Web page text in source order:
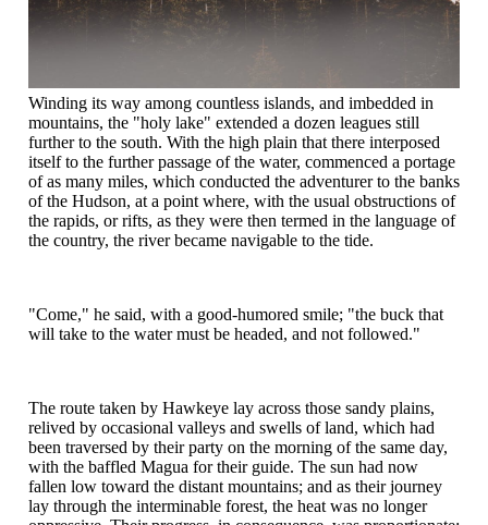
Winding its way among countless islands, and imbedded in
mountains, the "holy lake" extended a dozen leagues still
further to the south. With the high plain that there interposed
itself to the further passage of the water, commenced a portage
of as many miles, which conducted the adventurer to the banks
of the Hudson, at a point where, with the usual obstructions of
the rapids, or rifts, as they were then termed in the language of
the country, the river became navigable to the tide.
"Come," he said, with a good-humored smile; "the buck that
will take to the water must be headed, and not followed."
The route taken by Hawkeye lay across those sandy plains,
relived by occasional valleys and swells of land, which had
been traversed by their party on the morning of the same day,
with the baffled Magua for their guide. The sun had now
fallen low toward the distant mountains; and as their journey
lay through the interminable forest, the heat was no longer